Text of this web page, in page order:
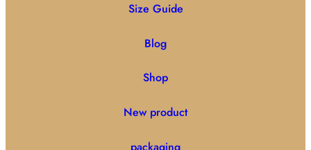
Size Guide
Blog
Shop
New product
packaging